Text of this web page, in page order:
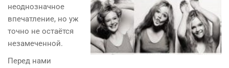
неоднозначное
впечатление, но уж
точно не остаётся
незамеченной.
Перед нами